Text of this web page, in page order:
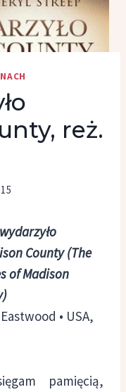
reż.
County (The
of Madison
• USA,
pamięcią,